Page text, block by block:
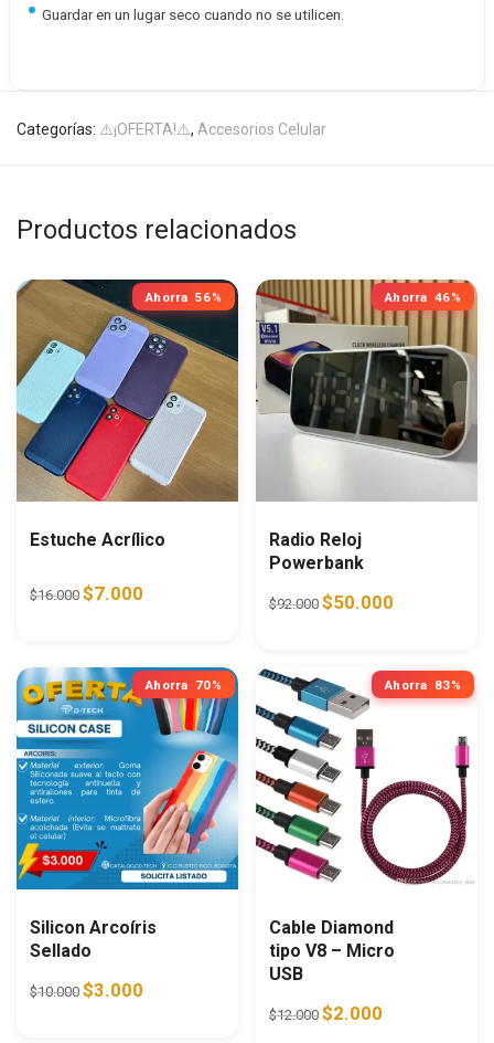
Guardar en un lugar seco cuando no se utilicen.
Categorías: ⚠️¡OFERTA!⚠️, Accesorios Celular
Productos relacionados
Ahorra 56%
Estuche Acrílico
$16.000 Original price was: $16.000.
$7.000
Ahorra 46%
Radio Reloj
Powerbank
$92.000 Original price was:
$50.000
Ahorra 70%
Silicon Arcoíris
Sellado
$10.000 Original price was: $10.000.
$3.000 Current price is: $3.000.
Ahorra 83%
Cable Diamond
tipo V8 – Micro
USB
$12.000 Original price was:
$2.000